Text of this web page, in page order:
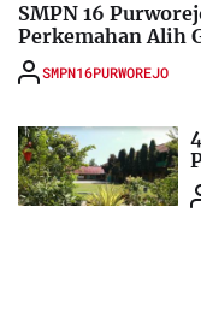
SMPN 16
Perkemahan Alih
SMPN16PURWOREJO